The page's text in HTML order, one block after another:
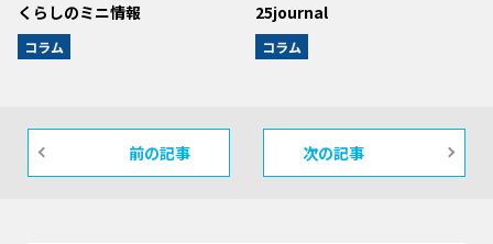
くらしのミニ情報
コラム
25journal
コラム
前の記事 次の記事